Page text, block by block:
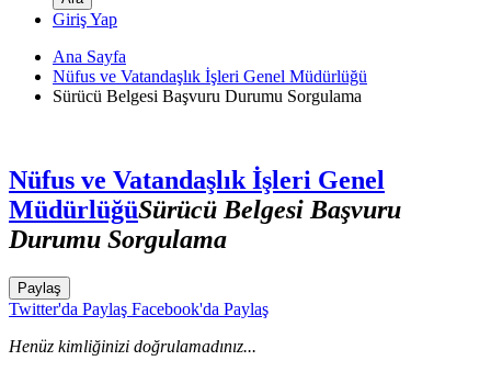
Giriş Yap
Ana Sayfa
Nüfus ve Vatandaşlık İşleri Genel Müdürlüğü
Sürücü Belgesi Başvuru Durumu Sorgulama
Nüfus ve Vatandaşlık İşleri Genel
MüdürlüğüSürücü Belgesi Başvuru
Durumu Sorgulama
Paylaş
Twitter'da Paylaş Facebook'da Paylaş
Henüz kimliğinizi doğrulamadınız...